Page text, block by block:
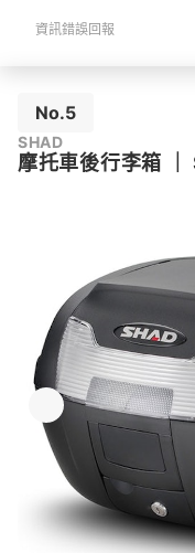
資訊錯誤回報
No.5
SHAD
摩托車後行李箱 ｜